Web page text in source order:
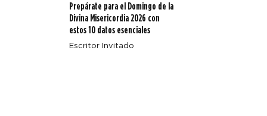
Prepárate para el Domingo de la
Divina Misericordia 2026 con
estos 10 datos esenciales
Escritor Invitado